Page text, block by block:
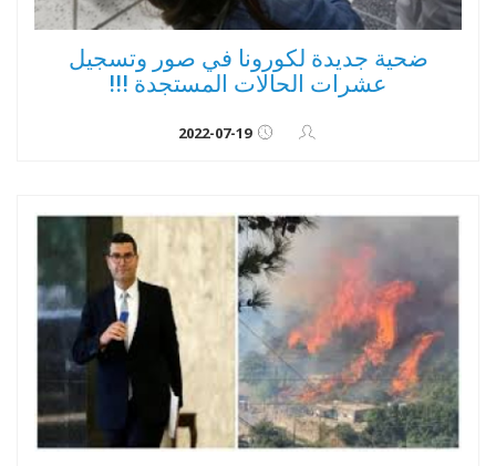
ضحية جديدة لكورونا في صور وتسجيل
عشرات الحالات المستجدة !!!
2022-07-19